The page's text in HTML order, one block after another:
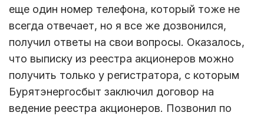
еще один номер телефона, который тоже не
всегда отвечает, но я все же дозвонился,
получил ответы на свои вопросы. Оказалось,
что выписку из реестра акционеров можно
получить только у регистратора, с которым
Бурятэнергосбыт заключил договор на
ведение реестра акционеров. Позвонил по